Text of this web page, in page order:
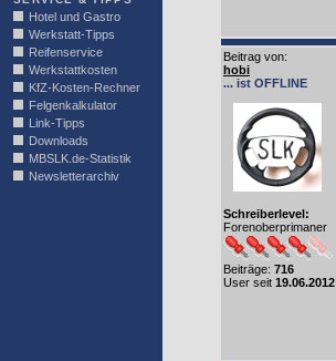
Hotel und Gastro
Werkstatt-Tipps
Reifenservice
Werkstattkosten
KfZ-Kosten-Rechner
Felgenkalkulator
Link-Tipps
Downloads
MBSLK.de-Statistik
Newsletterarchiv
Beitrag von:
hobi
... ist OFFLINE
Schreiberlevel:
Forenoberprimaner
Beiträge: 716
User seit 19.06.2012